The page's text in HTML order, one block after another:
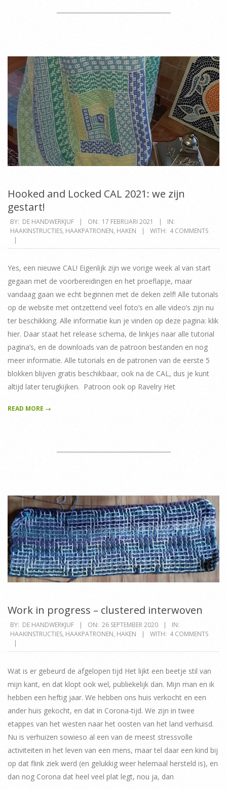
Hooked and Locked CAL 2021: we zijn
gestart!
2021-
02-
17
BY: DE HANDWERKJUF ON: 17 FEBRUARI 2021
IN:
HAAKINSTRUCTIES, HAAKPATRONEN, HAKEN WITH: 4 COMMENTS
Yes, een nieuwe CAL! Eigenlijk zijn we vorige week al van start
gegaan met de voorbereidingen en het proeflapje, maar
vandaag gaan we echt beginnen met de deken zelf! Alle tutorials
op de website met ontzettend veel foto’s en alle video’s zijn nu
ter beschikking. Alle informatie kun je vinden op deze pagina: klik
hier. Daar staat het release schema, de linkjes naar alle tutorial
pagina’s, en de downloads van de patroon bestanden en nog
meer informatie. Alle tutorials en de patronen van de eerste 5
blokken blijven gratis beschikbaar, ook na de CAL, dus je kunt
altijd later terugkijken. Patroon ook op Ravelry Het
READ MORE →
Work in progress – clustered interwoven
2020-
09-
BY: DE HANDWERKJUF ON: 26 SEPTEMBER 2020
IN:
HAAKINSTRUCTIES, HAAKPATRONEN, HAKEN WITH: 4 COMMENTS
Wat is er gebeurd de afgelopen tijd Het lijkt een beetje stil van
mijn kant, en dat klopt ook wel, publiekelijk dan. Mijn man en ik
hebben een heftig jaar. We hebben ons huis verkocht en een
ander huis gekocht, en dat in Corona-tijd. We zijn in twee
etappes van het westen naar het oosten van het land verhuisd.
Nu is verhuizen sowieso al een van de meest stressvolle
activiteiten in het leven van een mens, maar tel daar een kind bij
op dat flink ziek werd (en gelukkig weer helemaal hersteld is), en
dan nog Corona dat heel veel plat legt, nou ja, dan